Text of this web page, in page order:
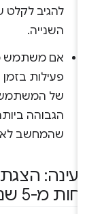
השנייה.
אם משתמש
פעילות בזמן
של המשתמש
הגבוהה ביותר
שהמחשב לא
הצגת
מ-5 שניות